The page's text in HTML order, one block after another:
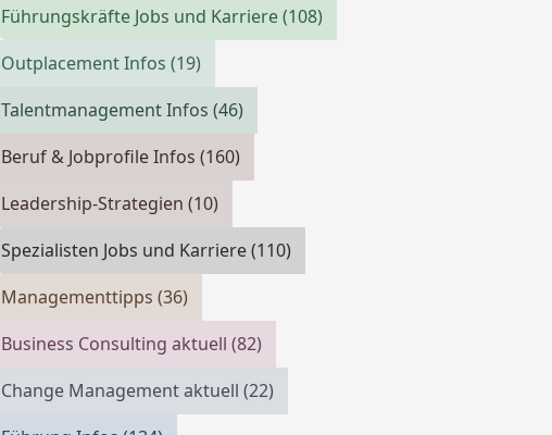
Führungskräfte Jobs und Karriere(108)
Outplacement Infos (19)
Talentmanagement Infos (46)
Beruf & Jobprofile Infos (160)
Leadership-Strategien (10)
Spezialisten Jobs und Karriere(110)
Managementtipps (36)
Business Consulting aktuell (82)
Change Management aktuell (22)